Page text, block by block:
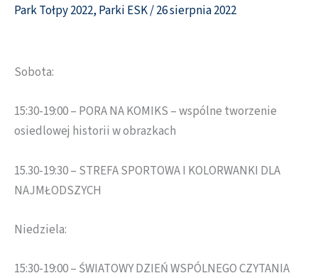
Park Tołpy 2022, Parki ESK/26 sierpnia 2022
Sobota:
15:30-19:00 – PORA NA KOMIKS – wspólne tworzenie
osiedlowej historii w obrazkach
15.30-19:30 – STREFA SPORTOWA I KOLORWANKI DLA
NAJMŁODSZYCH
Niedziela:
15:30-19:00 – ŚWIATOWY DZIEŃ WSPÓLNEGO CZYTANIA